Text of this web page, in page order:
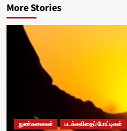
More Stories
நுண்கலைகள்
படக்கவிதைப் போட்டிகள்